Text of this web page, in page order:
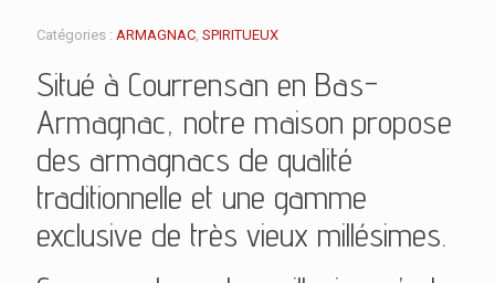
48.00 €
à
180.00 €
Catégories : ARMAGNAC, SPIRITUEUX
Situé à Courrensan en Bas-
Armagnac, notre maison propose
des armagnacs de qualité
traditionnelle et une gamme
exclusive de très vieux millésimes.